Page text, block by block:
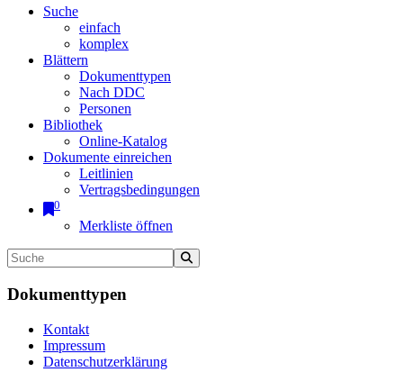
Suche
einfach
komplex
Blättern
Dokumenttypen
Nach DDC
Personen
Bibliothek
Online-Katalog
Dokumente einreichen
Leitlinien
Vertragsbedingungen
0
Merkliste öffnen
Dokumenttypen
Kontakt
Impressum
Datenschutzerklärung